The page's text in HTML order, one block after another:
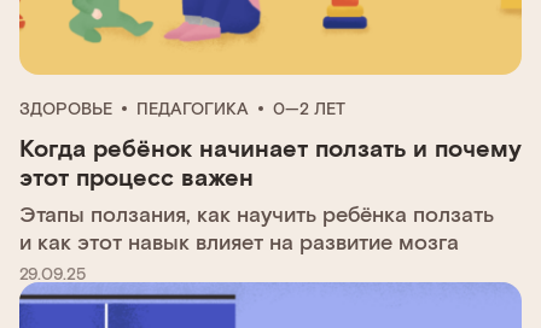
ЗДОРОВЬЕ ПЕДАГОГИКА 0—2 ЛЕТ
Когда ребёнок начинает ползать и почему
этот процесс важен
Этапы ползания, как научить ребёнка ползать
и как этот навык влияет на развитие мозга
29.09.25